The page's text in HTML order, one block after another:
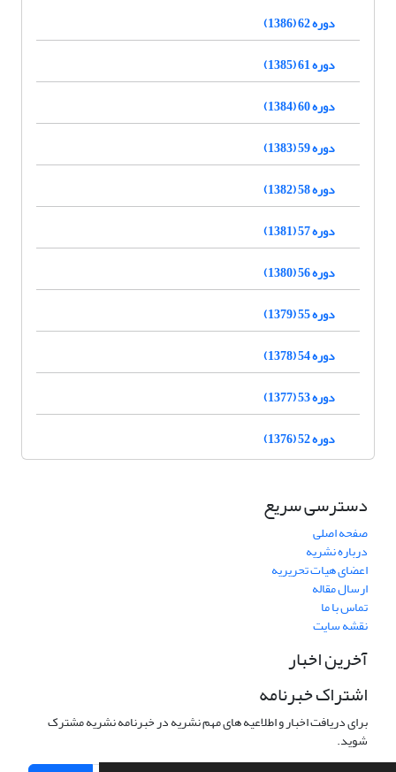
دوره 62 (1386)
دوره 61 (1385)
دوره 60 (1384)
دوره 59 (1383)
دوره 58 (1382)
دوره 57 (1381)
دوره 56 (1380)
دوره 55 (1379)
دوره 54 (1378)
دوره 53 (1377)
دوره 52 (1376)
دسترسی سریع
صفحه اصلی
درباره نشریه
اعضای هیات تحریریه
ارسال مقاله
تماس با ما
نقشه سایت
آخرین اخبار
اشتراک خبرنامه
برای دریافت اخبار و اطلاعیه های مهم نشریه در خبرنامه نشریه مشترک
شوید.